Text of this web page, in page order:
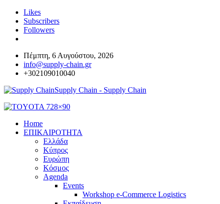
Likes
Subscribers
Followers
Πέμπτη, 6 Αυγούστου, 2026
info@supply-chain.gr
+302109010040
Supply Chain - Supply Chain
Home
ΕΠΙΚΑΙΡΟΤΗΤΑ
Ελλάδα
Κύπρος
Ευρώπη
Κόσμος
Agenda
Events
Workshop e-Commerce Logistics